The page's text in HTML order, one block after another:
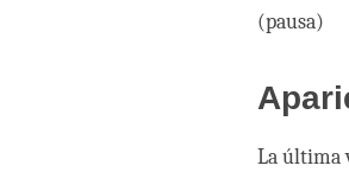
(pausa)
La última